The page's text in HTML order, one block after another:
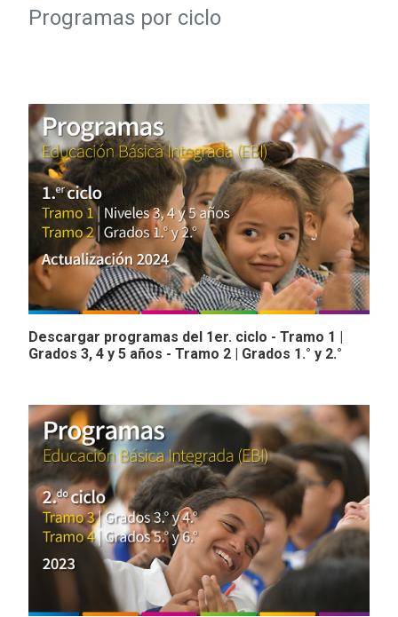
Programas por ciclo
Descargar programas del 1er. ciclo - Tramo 1 |
Grados 3, 4 y 5 años - Tramo 2 | Grados 1.° y 2.°